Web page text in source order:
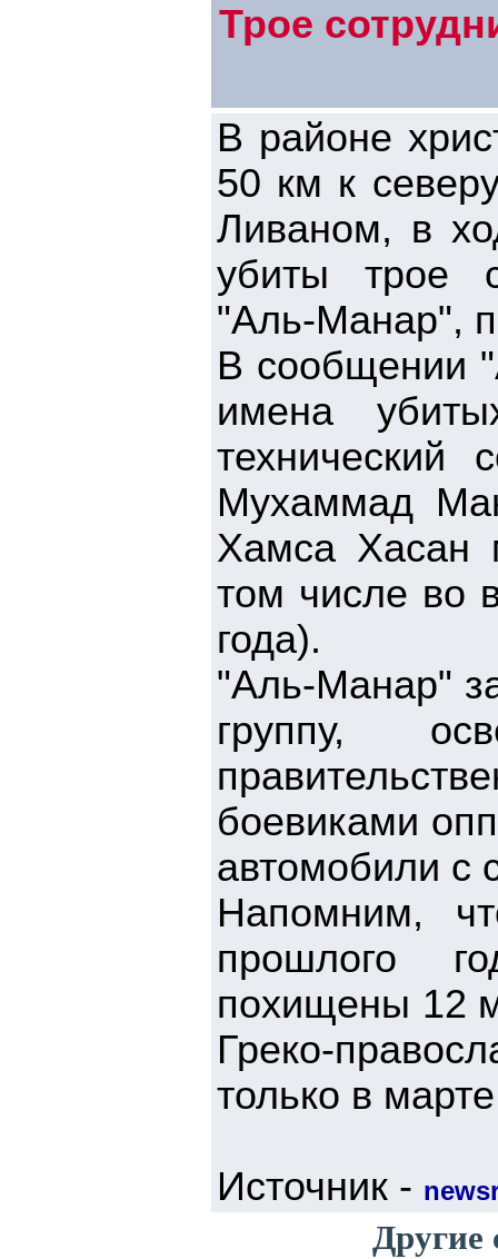
Трое
В районе
50 км к
Ливаном, в
убиты трое
"Аль-Манар",
В сообщении
имена
технический
Мухаммад
Хамса Хасан
том числе во
года).
"Аль-Манар"
группу,
боевиками
автомобили с
Напомним,
прошлого
похищены 12
Греко-
только в
Источник -
Другие